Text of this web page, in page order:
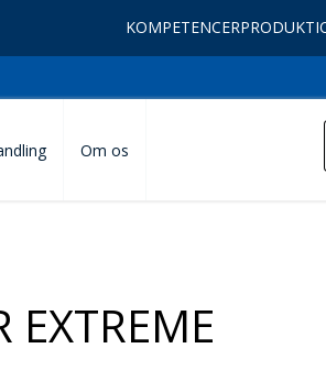
KOMPETENCER
Om os